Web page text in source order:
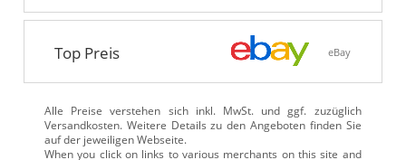
Top Preis eBay
Alle Preise verstehen sich inkl. MwSt. und ggf. zuzüglich
Versandkosten. Weitere Details zu den Angeboten finden Sie
auf der jeweiligen Webseite.